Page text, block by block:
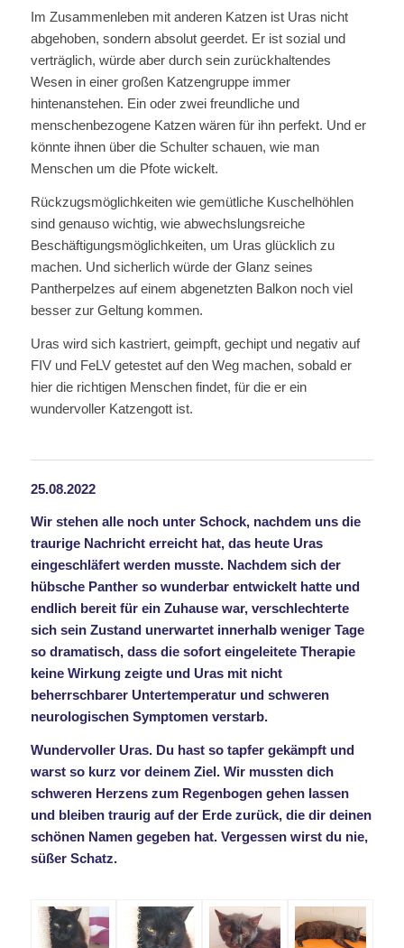
Im Zusammenleben mit anderen Katzen ist Uras nicht
abgehoben, sondern absolut geerdet. Er ist sozial und
verträglich, würde aber durch sein zurückhaltendes
Wesen in einer großen Katzengruppe immer
hintenanstehen. Ein oder zwei freundliche und
menschenbezogene Katzen wären für ihn perfekt. Und er
könnte ihnen über die Schulter schauen, wie man
Menschen um die Pfote wickelt.
Rückzugsmöglichkeiten wie gemütliche Kuschelhöhlen
sind genauso wichtig, wie abwechslungsreiche
Beschäftigungsmöglichkeiten, um Uras glücklich zu
machen. Und sicherlich würde der Glanz seines
Pantherpelzes auf einem abgenetzten Balkon noch viel
besser zur Geltung kommen.
Uras wird sich kastriert, geimpft, gechipt und negativ auf
FIV und FeLV getestet auf den Weg machen, sobald er
hier die richtigen Menschen findet, für die er ein
wundervoller Katzengott ist.
25.08.2022
Wir stehen alle noch unter Schock, nachdem uns die
traurige Nachricht erreicht hat, das heute Uras
eingeschläfert werden musste. Nachdem sich der
hübsche Panther so wunderbar entwickelt hatte und
endlich bereit für ein Zuhause war, verschlechterte
sich sein Zustand unerwartet innerhalb weniger Tage
so dramatisch, dass die sofort eingeleitete Therapie
keine Wirkung zeigte und Uras mit nicht
beherrschbarer Untertemperatur und schweren
neurologischen Symptomen verstarb.
Wundervoller Uras. Du hast so tapfer gekämpft und
warst so kurz vor deinem Ziel. Wir mussten dich
schweren Herzens zum Regenbogen gehen lassen
und bleiben traurig auf der Erde zurück, die dir deinen
schönen Namen gegeben hat. Vergessen wirst du nie,
süßer Schatz.